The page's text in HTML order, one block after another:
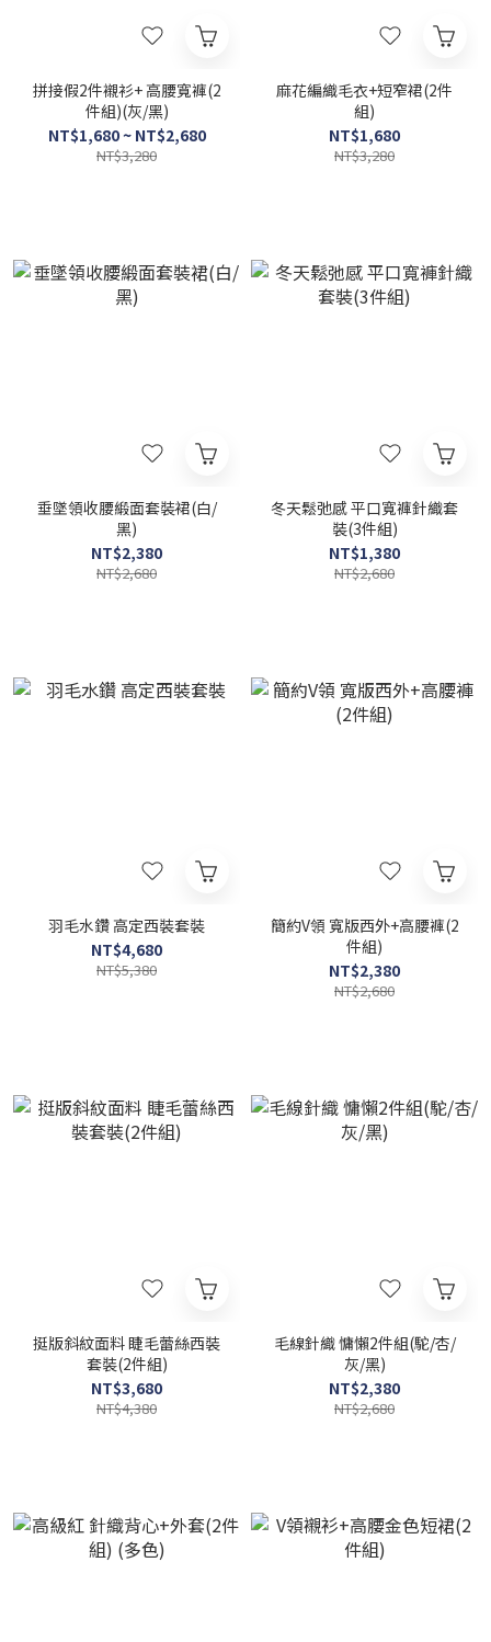
拼接假2件襯衫+ 高腰寬褲(2
件組)(灰/黑)
NT$1,680 ~ NT$2,680
NT$3,280
麻花編織毛衣+短窄裙(2件
組)
NT$1,680
NT$3,280
垂墜領收腰緞面套裝裙(白/
黑)
NT$2,380
NT$2,680
冬天鬆弛感 平口寬褲針織套
裝(3件組)
NT$1,380
NT$2,680
羽毛水鑽 高定西裝套裝
NT$4,680
NT$5,380
簡約V領 寬版西外+高腰褲(2
件組)
NT$2,380
NT$2,680
挺版斜紋面料 睫毛蕾絲西裝
套裝(2件組)
NT$3,680
NT$4,380
毛線針織 慵懶2件組(駝/杏/
灰/黑)
NT$2,380
NT$2,680